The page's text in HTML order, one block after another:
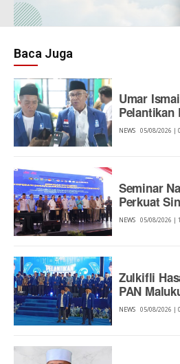
Baca Juga
Umar
Pelantikan
NEWS 05/08/2026 |
Seminar
Perkuat
NEWS 05/08/2026 |
Zulkifli
PAN
NEWS 05/08/2026 |